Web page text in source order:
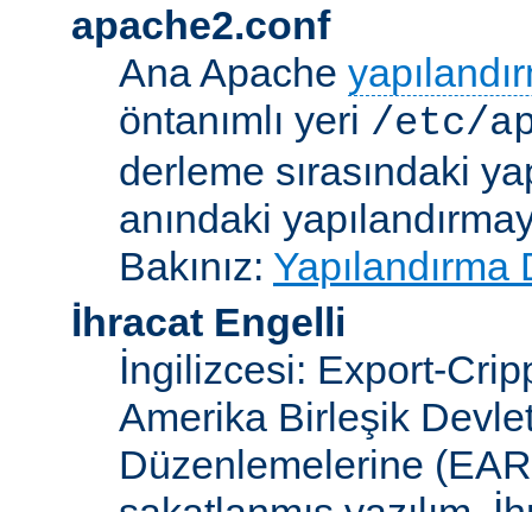
apache2.conf
Ana Apache
öntanımlı yeri /etc/
derleme sırasındaki
anındaki
Bakınız: Yapılandırma
İhracat Engelli
İngilizcesi: Export-
Amerika Birleşik
Düzenlemelerine